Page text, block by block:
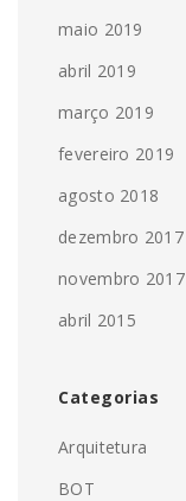
maio 2019
abril 2019
março 2019
fevereiro 2019
agosto 2018
dezembro 2017
novembro 2017
abril 2015
Categorias
Arquitetura
BOT